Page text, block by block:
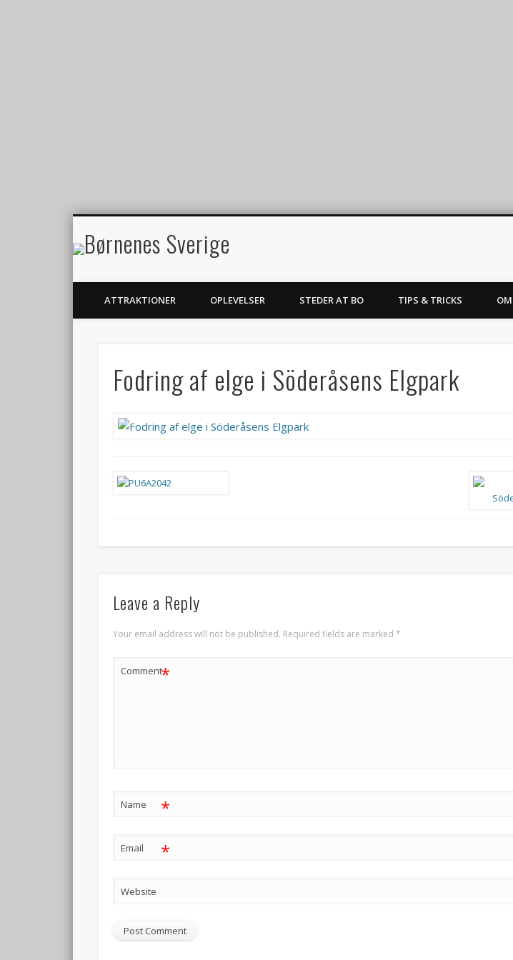
Børnenes Sverige
ATTRAKTIONER OPLEVELSER STEDER AT BO TIPS & TRICKS
Fodring af elge i Söderåsens Elgpark
Leave a Reply
Your email address will not be published. Required fields are marked*
Comment*
Name *
Email *
Website